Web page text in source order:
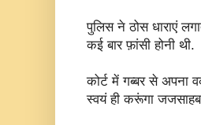
पुलिस ने ठोस धाराएं
कई बार फ़ांसी होनी थी.
कोर्ट में गब्बर से अपना
स्वयं ही करूंगा